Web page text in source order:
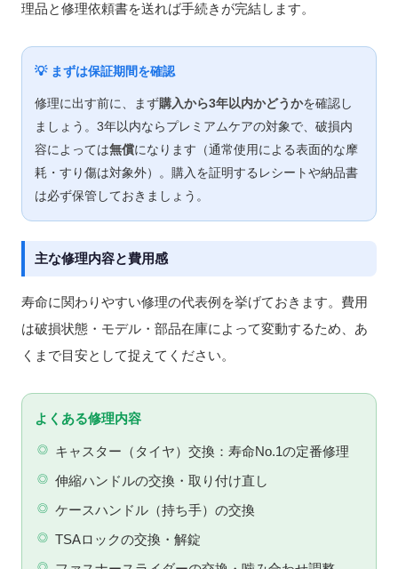
理品と修理依頼書を送れば手続きが完結します。
💡 まずは保証期間を確認
修理に出す前に、まず購入から3年以内かどうかを確認し
ましょう。3年以内ならプレミアムケアの対象で、破損内
容によっては無償になります（通常使用による表面的な摩
耗・すり傷は対象外）。購入を証明するレシートや納品書
は必ず保管しておきましょう。
主な修理内容と費用感
寿命に関わりやすい修理の代表例を挙げておきます。費用
は破損状態・モデル・部品在庫によって変動するため、あ
くまで目安として捉えてください。
よくある修理内容
キャスター（タイヤ）交換：寿命No.1の定番修理
伸縮ハンドルの交換・取り付け直し
ケースハンドル（持ち手）の交換
TSAロックの交換・解錠